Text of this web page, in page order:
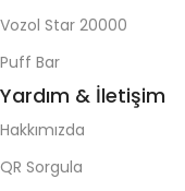
Vozol Star 20000
Puff Bar
Yardım & İletişim
Hakkımızda
QR Sorgula